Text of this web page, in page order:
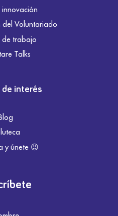
del Voluntariado
de trabajo
Talks
de interés
y únete 😉